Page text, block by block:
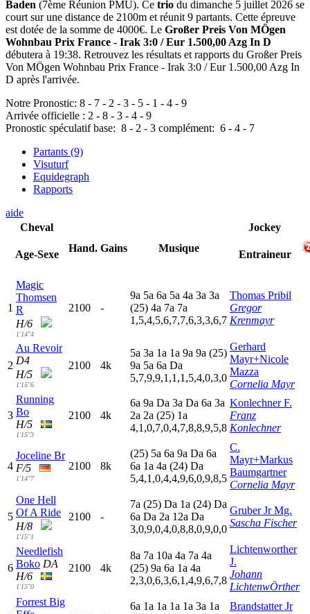
Baden (7ème Réunion PMU). Ce trio du dimanche 5 juillet 2026 se
court sur une distance de 2100m et réunit 9 partants. Cette épreuve
est dotée de la somme de 4000€. Le Großer Preis Von MÖgen
Wohnbau Prix France - Irak 3:0 / Eur 1.500,00 Azg In D
débutera à 19:38. Retrouvez les résultats et rapports du Großer Preis
Von MÖgen Wohnbau Prix France - Irak 3:0 / Eur 1.500,00 Azg In
D après l'arrivée.
Notre Pronostic: 8 - 7 - 2 - 3 - 5 - 1 - 4 - 9
Arrivée officielle : 2 - 8 - 3 - 4 - 9
Pronostic spéculatif base: 8 - 2 - 3 complément: 6 - 4 - 7
Partants (9)
Visuturf
Equidegraph
Rapports
aide
Cheval
Age-Sexe
Hand. Gains Musique
Jockey
Entraineur
1
Magic
Thomsen
R
H/6
1'14"4
2100 -
9a 5a 6a 5a 4a 3a 3a
(25) 4a 7a 7a
1,5,4,5,6,7,7,6,3,3,6,7
Thomas Pribil
Gregor
Krenmayr
2
Au Revoir
D4
H/5
1'15"6
2100 4k
5a 3a 1a 1a 9a 9a (25)
9a 5a 6a Da
5,7,9,9,1,1,1,5,4,0,3,0
Gerhard
Mayr+Nicole
Mazza
Cornelia Mayr
3
Running
Bo
H/5
1'15"3
2100 4k
6a 9a Da 3a Da 6a 3a
2a 2a (25) 1a
4,1,0,7,0,4,7,8,8,9,5,8
Konlechner F.
Franz
Konlechner
4
Joceline Br
F/5
1'14"7
2100 8k
(25) 5a 6a 9a Da 6a
6a 1a 4a (24) Da
5,4,1,0,4,4,9,6,0,9,8,5
C.
Mayr+Markus
Baumgartner
Cornelia Mayr
5
One Hell
Of A Ride
H/8
1'15"1
2100 -
7a (25) Da 1a (24) Da
6a Da 2a 12a Da
3,0,9,0,4,0,8,8,0,9,0,0
Gruber Jr Mg.
Sascha Fischer
6
Needlefish
Boko DA
H/6
1'15"0
2100 4k
8a 7a 10a 4a 7a 4a
(25) 9a 6a 1a 4a
2,3,0,6,3,6,1,4,9,6,7,8
Lichtenworther
J.
Johann
LichtenwÖrther
Forrest Big
6a 1a 1a 1a 1a 3a 1a
Brandstatter Jr